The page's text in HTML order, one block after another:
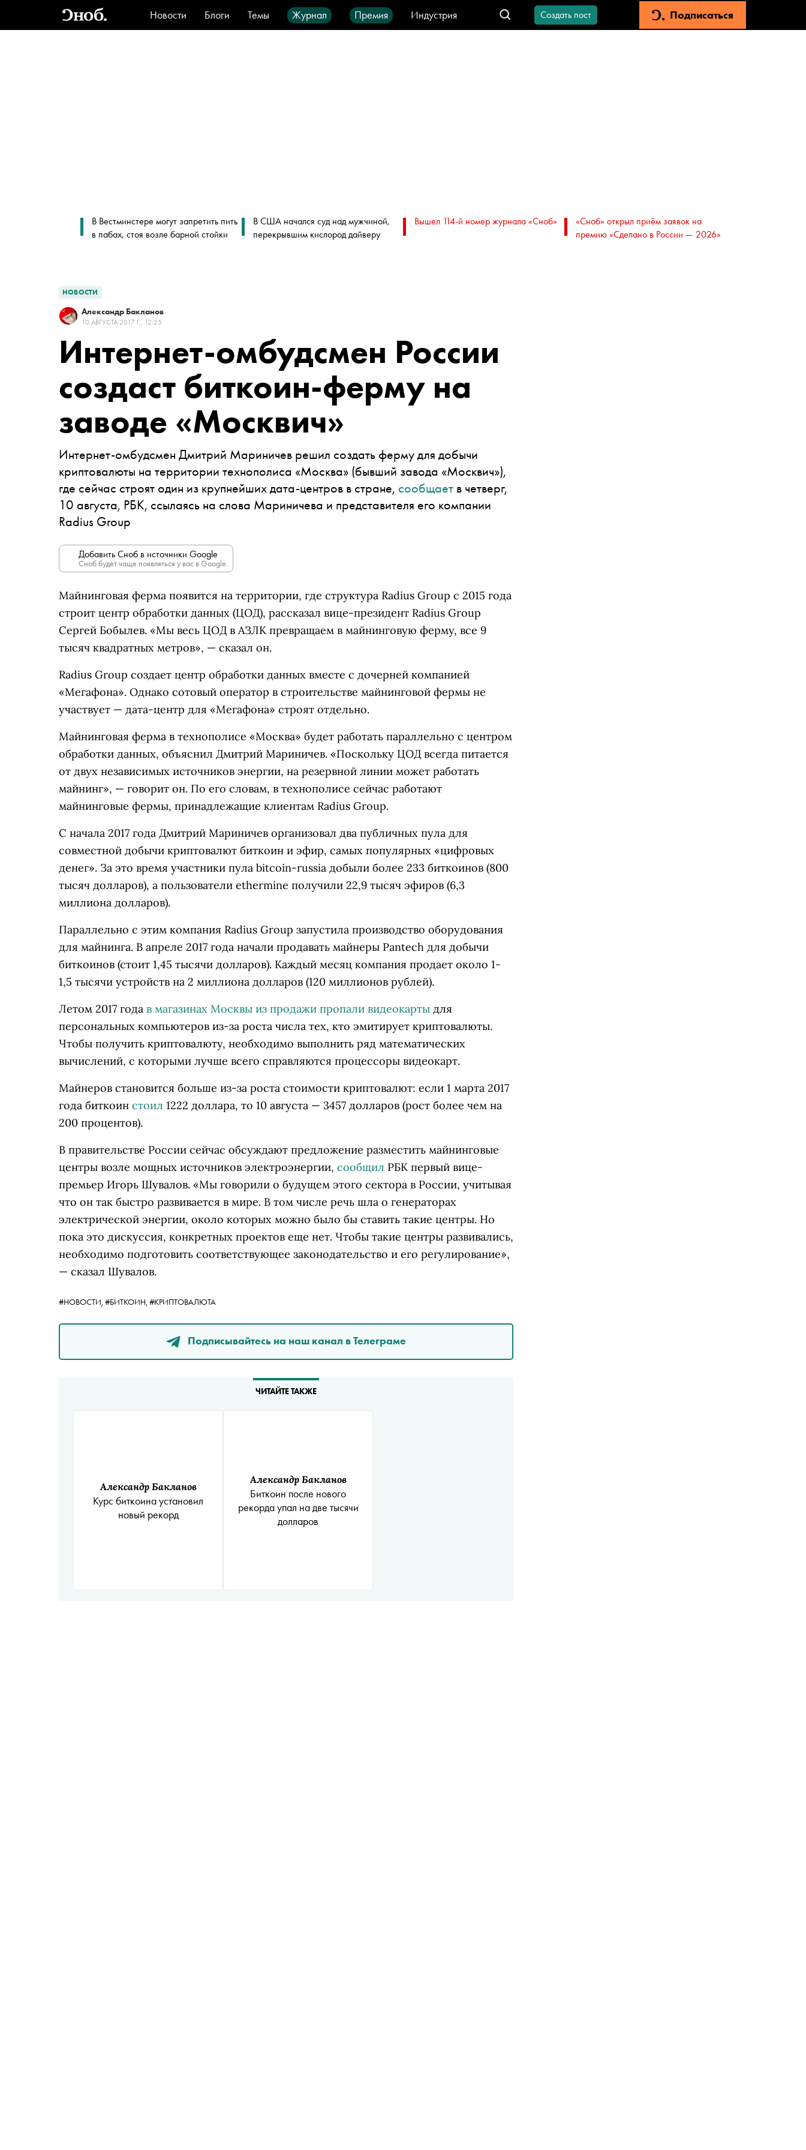
Новости Блоги Темы Журнал Премия
Индустрия
Стиль
Видео Город IT-продукты
Создать пост Подписаться
В Вестминстере могут запретить пить
в пабах, стоя возле барной стойки
В США начался суд над мужчиной,
перекрывшим кислород дайверу
Вышел 114-й номер журнала «Сноб»
«Сноб» открыл приём заявок на
премию «Сделано в России — 2026»
НОВОСТИ
Александр Бакланов
10 АВГУСТА 2017 Г., 12:25
Интернет-омбудсмен России
создаст биткоин-ферму на
заводе «Москвич»
Интернет-омбудсмен Дмитрий Мариничев решил создать ферму для добычи
криптовалюты на территории технополиса «Москва» (бывший завода «Москвич»),
где сейчас строят один из крупнейших дата-центров в стране, сообщает в четверг,
10 августа, РБК, ссылаясь на слова Мариничева и представителя его компании
Radius Group
Добавить Сноб в источники Google
Сноб будет чаще появляться у вас в Google.
Майнинговая ферма появится на территории, где структура Radius Group с 2015 года
строит центр обработки данных (ЦОД), рассказал вице-президент Radius Group
Сергей Бобылев. «Мы весь ЦОД в АЗЛК превращаем в майнинговую ферму, все 9
тысяч квадратных метров», — сказал он.
Radius Group создает центр обработки данных вместе с дочерней компанией
«Мегафона». Однако сотовый оператор в строительстве майнинговой фермы не
участвует — дата-центр для «Мегафона» строят отдельно.
Майнинговая ферма в технополисе «Москва» будет работать параллельно с центром
обработки данных, объяснил Дмитрий Мариничев. «Поскольку ЦОД всегда питается
от двух независимых источников энергии, на резервной линии может работать
майнинг», — говорит он. По его словам, в технополисе сейчас работают
майнинговые фермы, принадлежащие клиентам Radius Group.
С начала 2017 года Дмитрий Мариничев организовал два публичных пула для
совместной добычи криптовалют биткоин и эфир, самых популярных «цифровых
денег». За это время участники пула bitcoin-russia добыли более 233 биткоинов (800
тысяч долларов), а пользователи ethermine получили 22,9 тысяч эфиров (6,3
миллиона долларов).
Параллельно с этим компания Radius Group запустила производство оборудования
для майнинга. В апреле 2017 года начали продавать майнеры Pantech для добычи
биткоинов (стоит 1,45 тысячи долларов). Каждый месяц компания продает около 1-
1,5 тысячи устройств на 2 миллиона долларов (120 миллионов рублей).
Летом 2017 года в магазинах Москвы из продажи пропали видеокарты для
персональных компьютеров из-за роста числа тех, кто эмитирует криптовалюты.
Чтобы получить криптовалюту, необходимо выполнить ряд математических
вычислений, с которыми лучше всего справляются процессоры видеокарт.
Майнеров становится больше из-за роста стоимости криптовалют: если 1 марта 2017
года биткоин стоил 1222 доллара, то 10 августа — 3457 долларов (рост более чем на
200 процентов).
В правительстве России сейчас обсуждают предложение разместить майнинговые
центры возле мощных источников электроэнергии, сообщил РБК первый вице-
премьер Игорь Шувалов. «Мы говорили о будущем этого сектора в России, учитывая
что он так быстро развивается в мире. В том числе речь шла о генераторах
электрической энергии, около которых можно было бы ставить такие центры. Но
пока это дискуссия, конкретных проектов еще нет. Чтобы такие центры развивались,
необходимо подготовить соответствующее законодательство и его регулирование»,
— сказал Шувалов.
#НОВОСТИ, #БИТКОИН, #КРИПТОВАЛЮТА
Подписывайтесь на наш канал в Телеграме
ЧИТАЙТЕ ТАКЖЕ
Александр Бакланов
Курс биткоина установил
новый рекорд
Александр Бакланов
Биткоин после нового
рекорда упал на две тысячи
долларов